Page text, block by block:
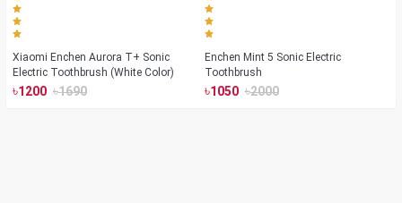
Xiaomi Enchen Aurora T+ Sonic
Electric Toothbrush (White Color)
৳1200 ৳1690
Enchen Mint 5 Sonic Electric
Toothbrush
৳1050 ৳2000